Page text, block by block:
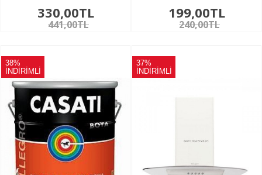
330,00TL
441,00TL
199,00TL
240,00TL
38%
İNDİRİMLİ
37%
İNDİRİMLİ